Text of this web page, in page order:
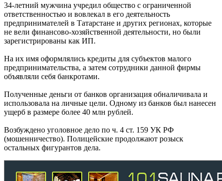
34-летний мужчина учредил общество с ограниченной
ответственностью и вовлекал в его деятельность
предпринимателей в Татарстане и других регионах, которые
не вели финансово-хозяйственной деятельности, но были
зарегистрированы как ИП.
На их имя оформлялись кредиты для субъектов малого
предпринимательства, а затем сотрудники данной фирмы
объявляли себя банкротами.
Полученные деньги от банков организация обналичивала и
использовала на личные цели. Одному из банков был нанесен
ущерб в размере более 40 млн рублей.
Возбуждено уголовное дело по ч. 4 ст. 159 УК РФ
(мошенничество). Полицейские продолжают розыск
остальных фигурантов дела.